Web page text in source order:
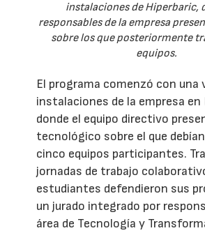
instalaciones de Hiperbaric,
responsables de la empresa
sobre los que posteriormente
equipos.
El programa comenzó con una
instalaciones de la empresa en
donde el equipo directivo
tecnológico sobre el que
cinco equipos participantes.
jornadas de trabajo
estudiantes defendieron sus
un jurado integrado por
área de Tecnología y